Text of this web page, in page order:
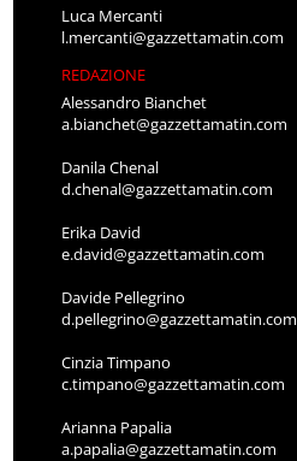
Luca Mercanti
l.mercanti@gazzettamatin.com
REDAZIONE
Alessandro Bianchet
a.bianchet@gazzettamatin.com
Danila Chenal
d.chenal@gazzettamatin.com
Erika David
e.david@gazzettamatin.com
Davide Pellegrino
d.pellegrino@gazzettamatin.com
Cinzia Timpano
c.timpano@gazzettamatin.com
Arianna Papalia
a.papalia@gazzettamatin.com